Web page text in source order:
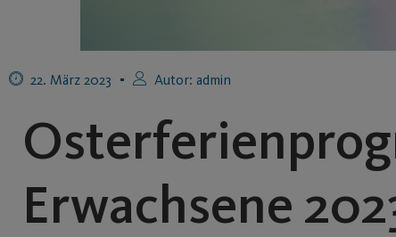
22. März 2023 Autor: admin
Erwachsene